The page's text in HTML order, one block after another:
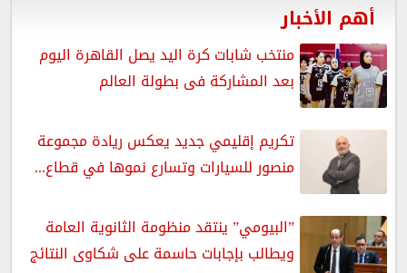
أهم الأخبار
منتخب شابات كرة اليد يصل القاهرة اليوم
بعد المشاركة فى بطولة العالم
تكريم إقليمي جديد يعكس ريادة مجموعة
منصور للسيارات وتسارع نموها في قطاع...
”البيومي” ينتقد منظومة الثانوية العامة
ويطالب بإجابات حاسمة على شكاوى النتائج